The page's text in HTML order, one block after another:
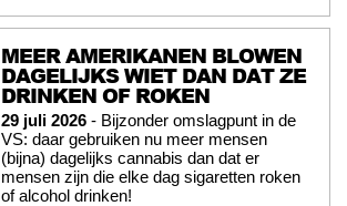
MEER AMERIKANEN BLOWEN
DAGELIJKS WIET DAN DAT ZE
DRINKEN OF ROKEN
29 juli 2026 - Bijzonder omslagpunt in de
VS: daar gebruiken nu meer mensen
(bijna) dagelijks cannabis dan dat er
mensen zijn die elke dag sigaretten roken
of alcohol drinken!